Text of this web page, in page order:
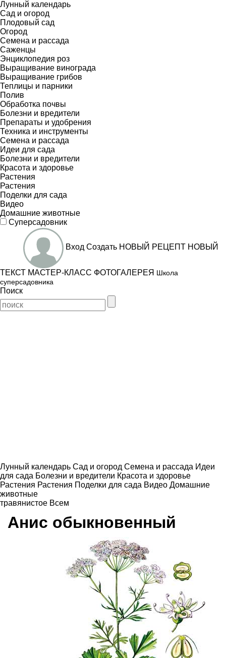
Лунный календарь
Сад и огород
Плодовый сад
Огород
Семена и рассада
Саженцы
Энциклопедия роз
Выращивание винограда
Выращивание грибов
Теплицы и парники
Полив
Обработка почвы
Болезни и вредители
Препараты и удобрения
Техника и инструменты
Семена и рассада
Идеи для сада
Болезни и вредители
Красота и здоровье
Растения
Растения
Поделки для сада
Видео
Домашние животные
Суперсадовник
Вход Создать НОВЫЙ РЕЦЕПТ НОВЫЙ
ТЕКСТ МАСТЕР-КЛАСС ФОТОГАЛЕРЕЯ Школа
суперсадовника
Поиск
Лунный календарь Сад и огород Семена и рассада Идеи
для сада Болезни и вредители Красота и здоровье
Растения Растения Поделки для сада Видео Домашние
животные
травянистое Всем
Анис обыкновенный